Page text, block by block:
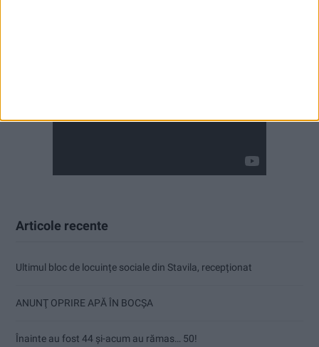
Articole recente
Ultimul bloc de locuințe sociale din Stavila, recepționat
ANUNŢ OPRIRE APĂ ÎN BOCȘA
Înainte au fost 44 și-acum au rămas… 50!